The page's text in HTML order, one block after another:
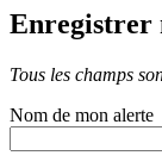
Enregistrer
Tous les champs
Nom de mon alerte